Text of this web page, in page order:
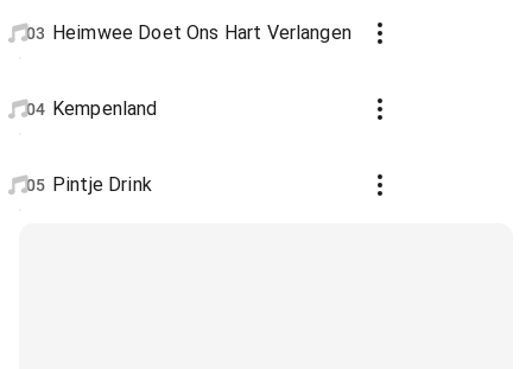
03 Heimwee Doet Ons Hart Verlangen
04 Kempenland
05 Pintje Drink